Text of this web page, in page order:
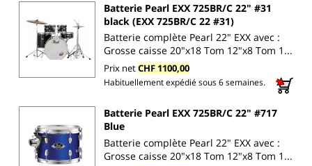
Batterie Pearl EXX 725BR/C 22" #31
black (EXX 725BR/C 22 #31)
Batterie complète Pearl 22" EXX avec :
Grosse caisse 20"x18 Tom 12"x8 Tom 1...
Prix netCHF 1100,00
Habituellement expédié sous 6 semaines.
Batterie Pearl EXX 725BR/C 22" #717
Blue
Batterie complète Pearl 22" EXX avec :
Grosse caisse 20"x18 Tom 12"x8 Tom 1...